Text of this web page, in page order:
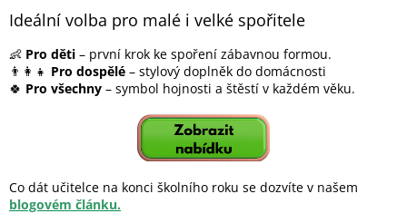
Ideální volba pro malé i velké spořitele
👶 Pro děti – první krok ke spoření zábavnou formou.
👨‍👩‍👧 Pro dospělé – stylový doplněk do domácnosti
🍀 Pro všechny – symbol hojnosti a štěstí v každém věku.
Co dát učitelce na konci školního roku se dozvíte v našem
blogovém článku.